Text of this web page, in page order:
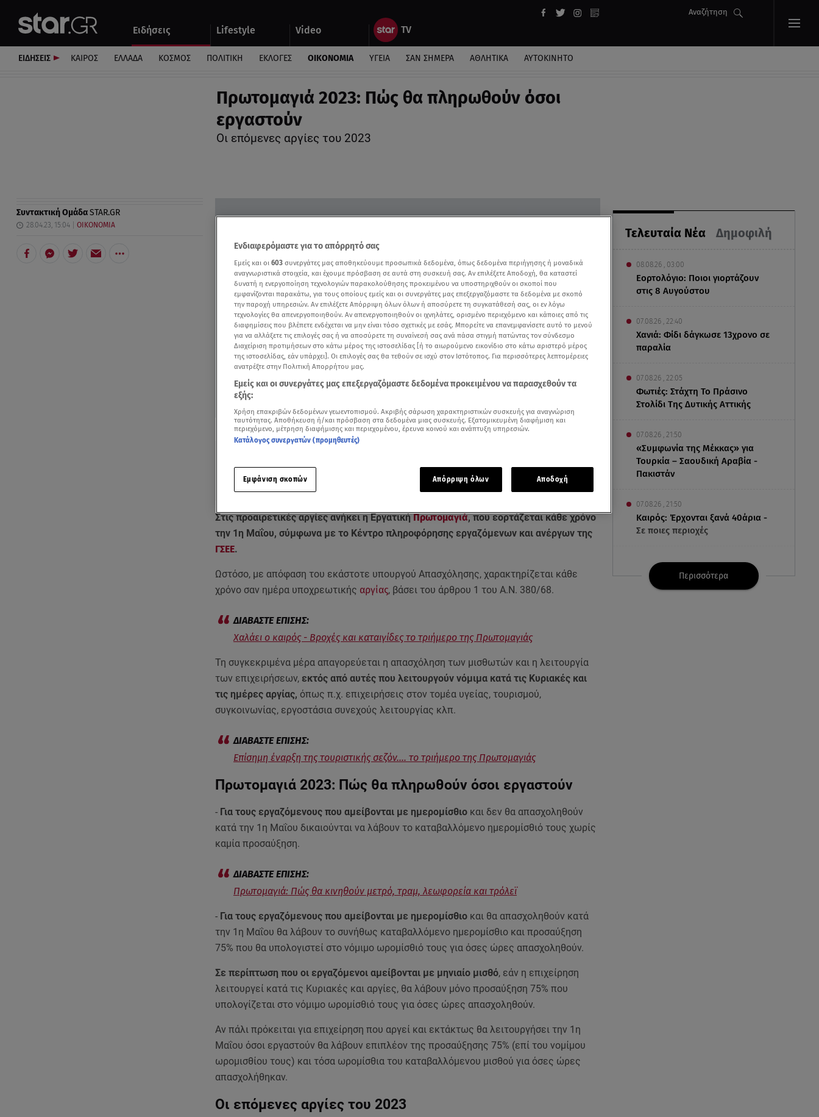
Ειδήσεις Lifestyle Video
Αναζήτηση
Αυτοκίνητο
ΕΙΔΗΣΕΙΣ ΚΑΙΡΟΣ ΕΛΛΑΔΑ ΚΟΣΜΟΣ ΠΟΛΙΤΙΚΗ ΕΚΛΟΓΕΣ ΟΙΚΟΝΟΜΙΑ ΥΓΕΙΑ ΣΑΝ ΣΗΜΕΡΑ ΑΘΛΗΤΙΚΑ ΑΥΤΟΚΙΝΗΤΟ
Πρωτομαγιά 2023: Πώς θα πληρωθούν όσοι
εργαστούν
Οι επόμενες αργίες του 2023
Τελευταία Νέα Δημοφιλή
08.08.26 , 03:00
Εορτολόγιο: Ποιοι γιορτάζουν
στις 8 Αυγούστου
07.08.26 , 22:40
Χανιά: Φίδι δάγκωσε 13χρονο σε
παραλία
07.08.26 , 22:05
Φωτιές: Στάχτη Το Πράσινο
Στολίδι Της Δυτικής Αττικής
07.08.26 , 21:50
«Συμφωνία της Μέκκας» για
Τουρκία – Σαουδική Αραβία -
Πακιστάν
07.08.26 , 21:50
Καιρός: Έρχονται ξανά 40άρια -
Σε ποιες περιοχές
07.08.26 , 21:32
Κρήτη: Τουρίστας ρωτούσε
πόσο να πληρώσει για να
Περισσότερα
Συντακτική ΟμάδαSTAR.GR
28.04.23, 15:04 ΟΙΚΟΝΟΜΙΑ
Δείτε περισσότερα άρθρα μας στην αναζήτηση σας
Πρόσθηκη star.gr στις επιλογές σας
Add star.gr on Google
Στις προαιρετικές αργίες ανήκει η ΕργατικήΠρωτομαγιά, που εορτάζεται κάθε χρόνο
την 1η Μαΐου, σύμφωνα με το Κέντρο πληροφόρησης εργαζόμενων και ανέργων της
ΓΣΕΕ.
Ωστόσο, με απόφαση του εκάστοτε υπουργού Απασχόλησης, χαρακτηρίζεται κάθε
χρόνο σαν ημέρα υποχρεωτικής αργίας, βάσει του άρθρου 1 του Α.Ν. 380/68.
Χαλάει ο καιρός - Βροχές και καταιγίδες το τριήμερο της Πρωτομαγιάς
Τη συγκεκριμένα μέρα απαγορεύεται η απασχόληση των μισθωτών και η λειτουργία
των επιχειρήσεων, εκτός από αυτές που λειτουργούν νόμιμα κατά τις Κυριακές και
τις ημέρες αργίας, όπως π.χ. επιχειρήσεις στον τομέα υγείας, τουρισμού,
συγκοινωνίας, εργοστάσια συνεχούς λειτουργίας κλπ.
Επίσημη έναρξη της τουριστικής σεζόν.... το τριήμερο της Πρωτομαγιάς
Πρωτομαγιά 2023: Πώς θα πληρωθούν όσοι εργαστούν
- Για τους εργαζόμενους που αμείβονται με ημερομίσθιοκαι δεν θα απασχοληθούν
κατά την 1η Μαΐου δικαιούνται να λάβουν το καταβαλλόμενο ημερομίσθιό τους χωρίς
καμία προσαύξηση.
Πρωτομαγιά: Πώς θα κινηθούν μετρό, τραμ, λεωφορεία και τρόλεϊ
- Για τους εργαζόμενους που αμείβονται με ημερομίσθιο και θα απασχοληθούν κατά
την 1η Μαΐου θα λάβουν το συνήθως καταβαλλόμενο ημερομίσθιο και προσαύξηση
75% που θα υπολογιστεί στο νόμιμο ωρομίσθιό τους για όσες ώρες απασχοληθούν.
Σε περίπτωση που οι εργαζόμενοι αμείβονται με μηνιαίο μισθό, εάν η επιχείρηση
λειτουργεί κατά τις Κυριακές και αργίες, θα λάβουν μόνο προσαύξηση 75% που
υπολογίζεται στο νόμιμο ωρομίσθιό τους για όσες ώρες απασχοληθούν.
Αν πάλι πρόκειται για επιχείρηση που αργεί και εκτάκτως θα λειτουργήσει την 1η
Μαΐου όσοι εργαστούν θα λάβουν επιπλέον της προσαύξησης 75% (επί του νομίμου
ωρομισθίου τους) και τόσα ωρομίσθια του καταβαλλόμενου μισθού για όσες ώρες
απασχολήθηκαν.
Οι επόμενες αργίες του 2023
Ενδιαφερόμαστε για το απόρρητό σας
Εμείς και οι 603 συνεργάτες μας αποθηκεύουμε προσωπικά δεδομένα, όπως δεδομένα περιήγησης ή μοναδικά
αναγνωριστικά στοιχεία, και έχουμε πρόσβαση σε αυτά στη συσκευή σας. Αν επιλέξετε Αποδοχή, θα καταστεί
δυνατή η ενεργοποίηση τεχνολογιών παρακολούθησης προκειμένου να υποστηριχθούν οι σκοποί που
εμφανίζονται παρακάτω, για τους οποίους εμείς και οι συνεργάτες μας επεξεργαζόμαστε τα δεδομένα με σκοπό
την παροχή υπηρεσιών. Αν επιλέξετε Απόρριψη όλων όλων ή αποσύρετε τη συγκατάθεσή σας, οι εν λόγω
τεχνολογίες θα απενεργοποιηθούν. Αν απενεργοποιηθούν οι ιχνηλάτες, ορισμένο περιεχόμενο και κάποιες από τις
διαφημίσεις που βλέπετε ενδέχεται να μην είναι τόσο σχετικές με εσάς. Μπορείτε να επανεμφανίσετε αυτό το μενού
για να αλλάξετε τις επιλογές σας ή να αποσύρετε τη συναίνεσή σας ανά πάσα στιγμή πατώντας τον σύνδεσμο
Διαχείριση προτιμήσεων στο κάτω μέρος της ιστοσελίδας [ή το αιωρούμενο εικονίδιο στο κάτω αριστερό μέρος
της ιστοσελίδας, εάν υπάρχει]. Οι επιλογές σας θα τεθούν σε ισχύ στον Ιστότοπος. Για περισσότερες λεπτομέρειες
ανατρέξτε στην Πολιτική Απορρήτου μας.
Εμείς και οι συνεργάτες μας επεξεργαζόμαστε δεδομένα προκειμένου να παρασχεθούν τα
εξής:
Χρήση επακριβών δεδομένων γεωεντοπισμού. Ακριβής σάρωση χαρακτηριστικών συσκευής για αναγνώριση
ταυτότητας. Αποθήκευση ή/και πρόσβαση στα δεδομένα μιας συσκευής. Εξατομικευμένη διαφήμιση και
περιεχόμενο, μέτρηση διαφήμισης και περιεχομένου, έρευνα κοινού και ανάπτυξη υπηρεσιών.
Κατάλογος συνεργατών (προμηθευτές)
Εμφάνιση σκοπών Απόρριψη όλων Αποδοχή